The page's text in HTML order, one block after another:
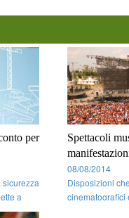
per
a
Spettacoli
08/08/2014
Disposizioni
cinematografici